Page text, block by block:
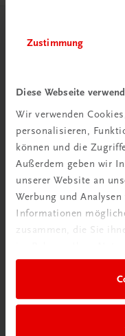
Zustimmung
Diese Webseite
Wir verwenden
personalisieren,
können und die
Außerdem geben wir
unserer Website an
Werbung und
Informationen
zusammen, die Sie
Herzlich
Mitarbeitern, die
Wir
TRAUNER